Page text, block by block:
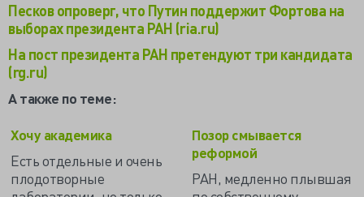
Песков опроверг, что Путин поддержит Фортова на
выборах президента РАН (ria.ru)
На пост президента РАН претендуют три кандидата
(rg.ru)
А также по теме:
Хочу академика
Есть отдельные и очень
плодотворные
Позор смывается
реформой
РАН, медленно плывшая